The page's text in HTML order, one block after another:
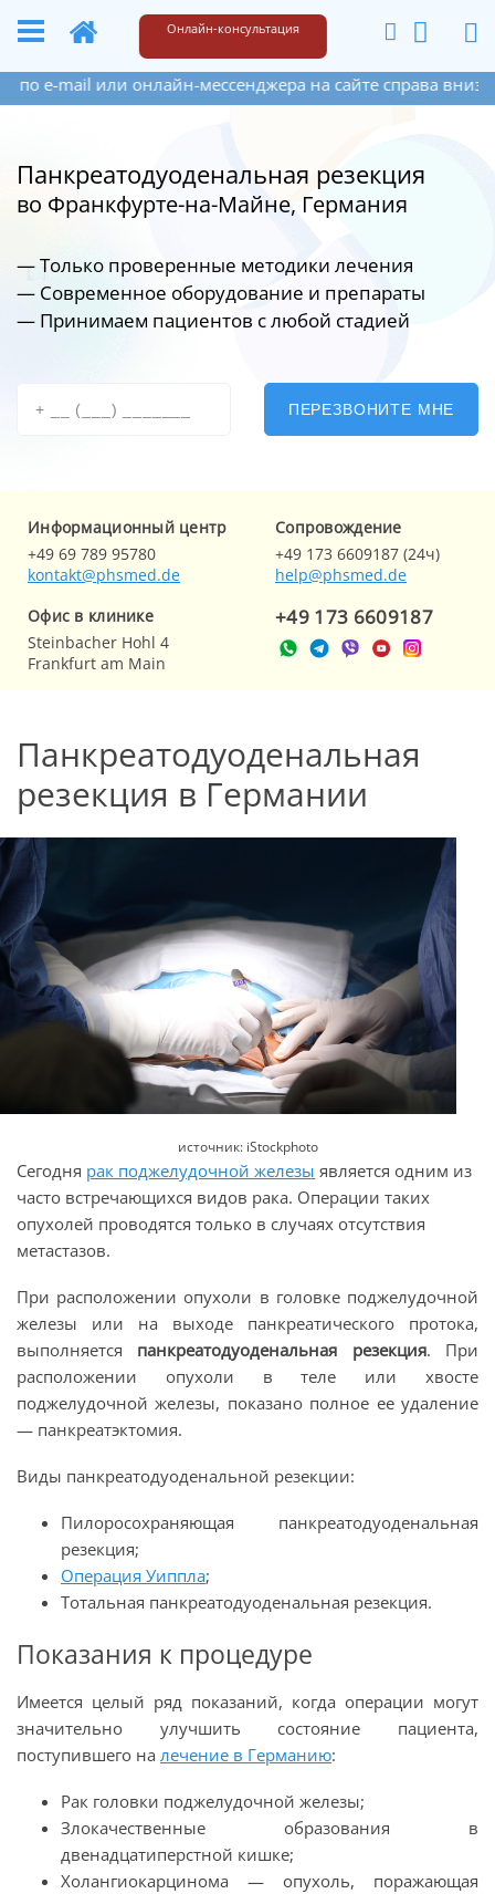
+49 173 6609187 Написать
Онлайн-консультация
онлайн-мессенджера на сайте справа внизу. Если Вы
Панкреатодуоденальная резекция
во Франкфурте-на-Майне, Германия
— Только проверенные методики лечения
— Современное оборудование и препараты
— Принимаем пациентов с любой стадией
ПЕРЕЗВОНИТЕ МНЕ
Информационный центр
+49 69 789 95780
kontakt@phsmed.de
Cопровождение
+49 173 6609187 (24ч)
help@phsmed.de
Офис в клинике
Steinbacher Hohl 4
Frankfurt am Main
+49 173 6609187
Панкреатодуоденальная
резекция в Германии
источник: iStockphoto
Сегодня рак поджелудочной железы является одним из
часто встречающихся видов рака. Операции таких
опухолей проводятся только в случаях отсутствия
метастазов.
При расположении опухоли в головке поджелудочной
железы или на выходе панкреатического протока,
выполняется панкреатодуоденальная резекция. При
расположении опухоли в теле или хвосте
поджелудочной железы, показано полное ее удаление
— панкреатэктомия.
Виды панкреатодуоденальной резекции:
Пилоросохраняющая панкреатодуоденальная
резекция;
Операция Уиппла;
Тотальная панкреатодуоденальная резекция.
Показания к процедуре
Имеется целый ряд показаний, когда операции могут
значительно улучшить состояние пациента,
поступившего на лечение в Германию:
Рак головки поджелудочной железы;
Злокачественные образования в
двенадцатиперстной кишке;
Холангиокарцинома — опухоль, поражающая